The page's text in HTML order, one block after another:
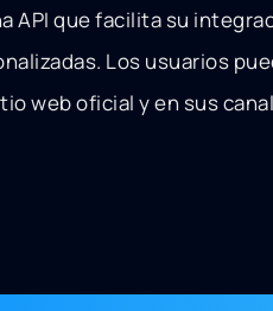
API que facilita su
Los usuarios
web oficial y en sus